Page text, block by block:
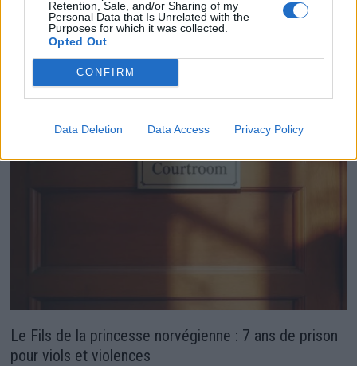
Retention, Sale, and/or Sharing of my
Personal Data that Is Unrelated with the
Purposes for which it was collected.
Opted Out
CONFIRM
Data Deletion Data Access Privacy Policy
Meghan Markle attaquée par Donald Trump : sa
réaction est tranchante !
28 août 2025
Le Fils de la princesse norvégienne : 7 ans de prison
pour viols et violences